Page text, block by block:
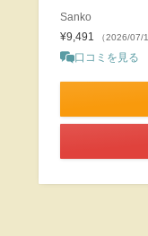
Sanko
¥9,491
（2026/07/
口コミを見る